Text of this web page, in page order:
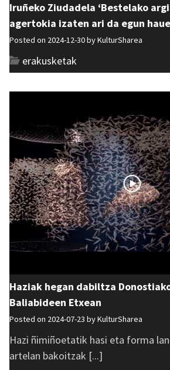
Iruñeko Ziudadela ‘Bestelako
agertokia izaten ari da egun
Posted on 2024-12-30 byKulturSharea
erakusketak
Haziak hegan dabiltza
Baliabideen Etxean
Posted on 2024-07-23 byKulturSharea
Hazi ñimiñoetatik hasi eta forma
artelan bakoitzak [...]